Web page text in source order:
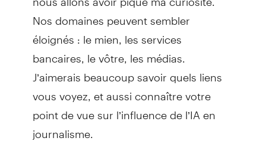
Nos domaines peuvent sembler
éloignés : le mien, les services
bancaires, le vôtre, les médias.
J’aimerais beaucoup savoir quels liens
vous voyez, et aussi connaître votre
point de vue sur l’influence de l’IA en
journalisme.